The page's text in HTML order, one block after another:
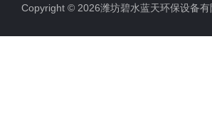
养殖污水
屠宰场污
Copyright © 2026潍坊碧水蓝天环保设备